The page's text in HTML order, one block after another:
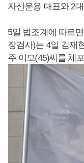
자산운용 대표와 2
5일 법조계에 따르
장검사)는 4일 김재
주 이모(45)씨를 체